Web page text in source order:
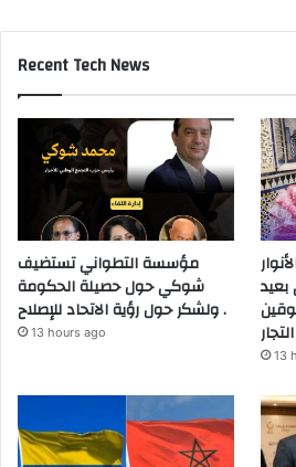
Recent Tech News
مؤسسة التطواني تستضيف
شوكي حول حصيلة الحكومة
ولشكر حول رؤية الاتحاد للإصلاح .
13 hours ago
بعيد
13